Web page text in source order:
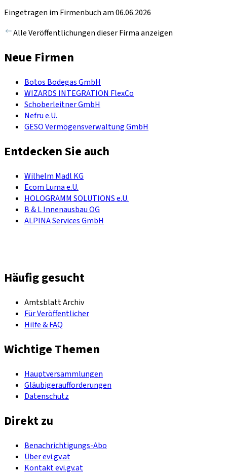
Eingetragen im Firmenbuch am 06.06.2026
Alle Veröffentlichungen dieser Firma anzeigen
Neue Firmen
Botos Bodegas GmbH
WIZARDS INTEGRATION FlexCo
Schoberleitner GmbH
Nefru e.U.
GESO Vermögensverwaltung GmbH
Entdecken Sie auch
Wilhelm Madl KG
Ecom Luma e.U.
HOLOGRAMM SOLUTIONS e.U.
B & L Innenausbau OG
ALPINA Services GmbH
Häufig gesucht
Amtsblatt Archiv
Für Veröffentlicher
Hilfe & FAQ
Wichtige Themen
Hauptversammlungen
Gläubigeraufforderungen
Datenschutz
Direkt zu
Benachrichtigungs-Abo
Über evi.gv.at
Kontakt evi.gv.at